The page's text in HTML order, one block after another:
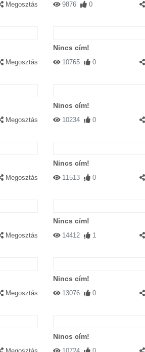
Megosztás 9876 0
Megosztás
Nincs cím!
10765 0
Megosztás
Nincs cím!
10234 0
Megosztás
Nincs cím!
11513 0
Megosztás
Nincs cím!
14412 1
Megosztás
Nincs cím!
13076 0
Nincs cím!